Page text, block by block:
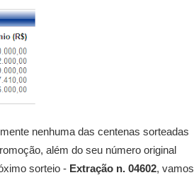
nenhuma das centenas sorteadas
além do seu número original
sorteio - Extração n. 04602, vamos